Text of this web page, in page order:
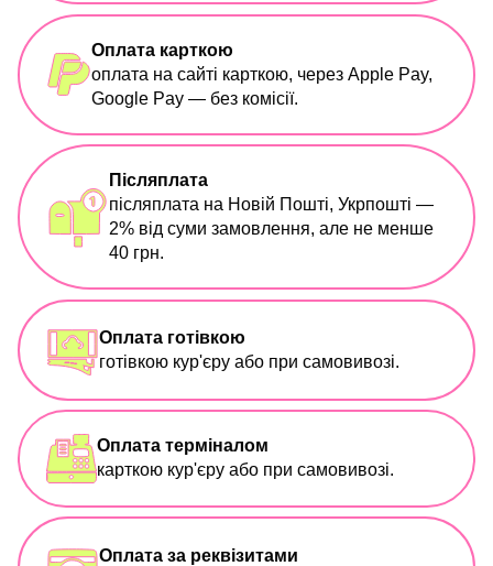
Оплата карткою
оплата на сайті карткою, через Apple Pay,
Google Pay — без комісії.
Післяплата
післяплата на Новій Пошті, Укрпошті —
2% від суми замовлення, але не менше
40 грн.
Оплата готівкою
готівкою кур'єру або при самовивозі.
Оплата терміналом
карткою кур'єру або при самовивозі.
Оплата за реквізитами